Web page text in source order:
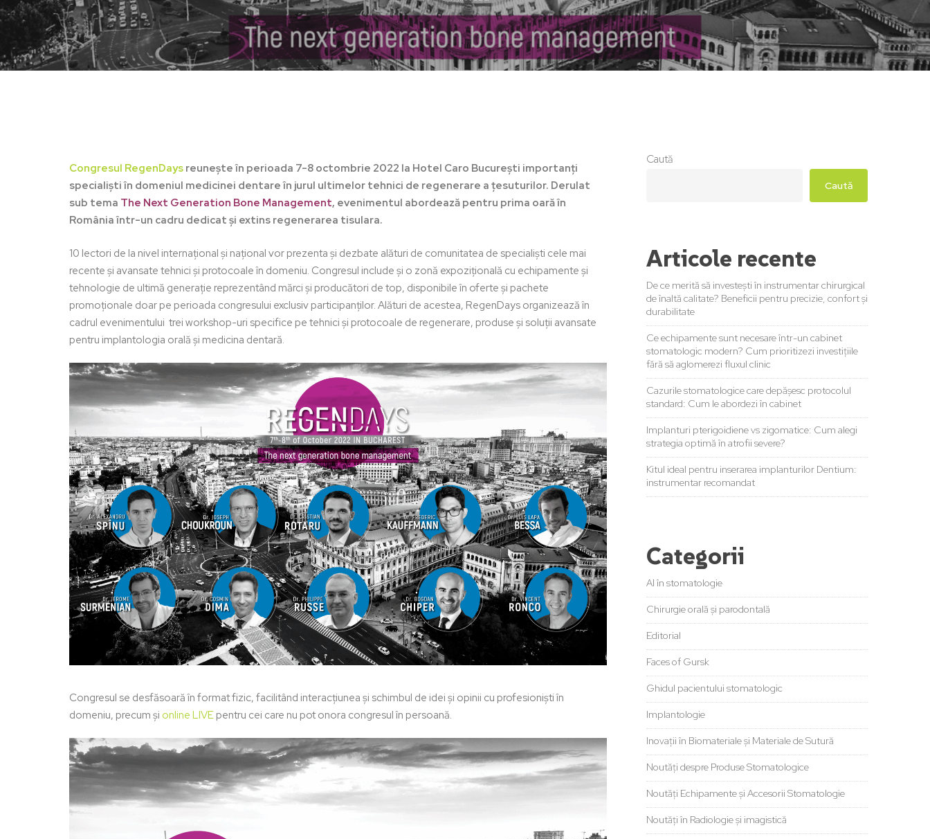
Hit enter to search or ESC to close
Congresul RegenDays reunește în perioada 7-8 octombrie 2022 la Hotel Caro București importanți
specialiști în domeniul medicinei dentare în jurul ultimelor tehnici de regenerare a țesuturilor. Derulat
sub tema The Next Generation Bone Management, evenimentul abordează pentru prima oară în
România într-un cadru dedicat și extins regenerarea tisulara.
10 lectori de la nivel internațional și național vor prezenta și dezbate alături de comunitatea de specialiști cele mai
recente și avansate tehnici și protocoale în domeniu. Congresul include și o zonă expozițională cu echipamente și
tehnologie de ultimă generație reprezentând mărci și producători de top, disponibile în oferte și pachete
promoționale doar pe perioada congresului exclusiv participanților. Alături de acestea, RegenDays organizează în
cadrul evenimentului trei workshop-uri specifice pe tehnici și protocoale de regenerare, produse și soluții avansate
pentru implantologia orală și medicina dentară.
Congresul se desfăsoară în format fizic, facilitând interacțiunea și schimbul de idei și opinii cu profesioniști în
domeniu, precum și online LIVE pentru cei care nu pot onora congresul în persoană.
Caută
Caută
Articole recente
De ce merită să investești în instrumentar chirurgical
de înaltă calitate? Beneficii pentru precizie, confort și
durabilitate
Ce echipamente sunt necesare într-un cabinet
stomatologic modern? Cum prioritizezi investițiile
fără să aglomerezi fluxul clinic
Cazurile stomatologice care depășesc protocolul
standard: Cum le abordezi în cabinet
Implanturi pterigoidiene vs zigomatice: Cum alegi
strategia optimă în atrofii severe?
Kitul ideal pentru inserarea implanturilor Dentium:
instrumentar recomandat
Categorii
AI în stomatologie
Chirurgie orală și parodontală
Editorial
Faces of Gursk
Ghidul pacientului stomatologic
Implantologie
Inovații în Biomateriale și Materiale de Sutură
Noutăți despre Produse Stomatologice
Noutăți Echipamente și Accesorii Stomatologie
Noutăți în Radiologie și imagistică